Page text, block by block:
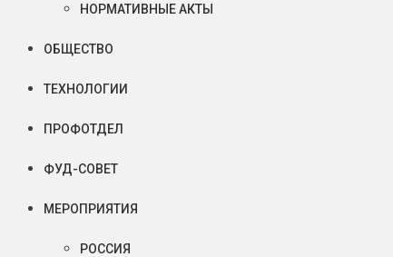
НОРМАТИВНЫЕ АКТЫ
ОБЩЕСТВО
ТЕХНОЛОГИИ
ПРОФОТДЕЛ
ФУД-СОВЕТ
МЕРОПРИЯТИЯ
РОССИЯ